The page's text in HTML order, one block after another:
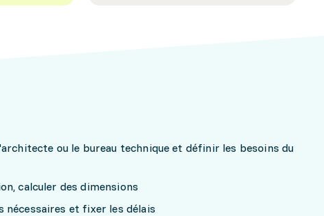
ou le bureau technique et définir les besoins du
calculer des dimensions
nécessaires et fixer les délais